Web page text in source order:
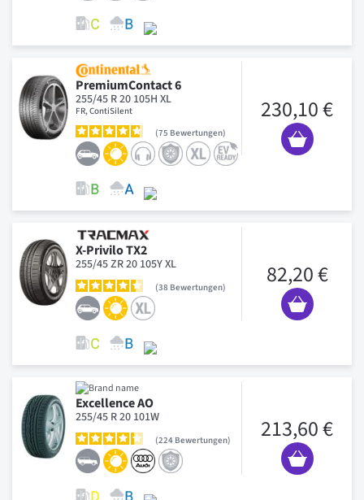
PremiumContact 6
255/45 R 20 105H XL
FR, ContiSilent
75 Bewertungen
230,10 €
X-Privilo TX2
255/45 ZR 20 105Y XL
38 Bewertungen 82,20 €
Excellence AO
255/45 R 20 101W
224 Bewertungen 213,60 €